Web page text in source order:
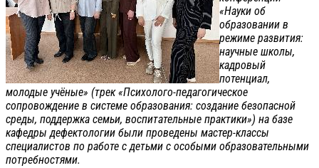
«Науки об
образовании в
режиме развития:
научные школы,
кадровый
потенциал,
молодые учёные» (трек «Психолого-педагогическое
сопровождение в системе образования: создание безопасной
среды, поддержка семьи, воспитательные практики») на базе
кафедры дефектологии были проведены мастер-классы
специалистов по работе с детьми с особыми образовательными
потребностями.